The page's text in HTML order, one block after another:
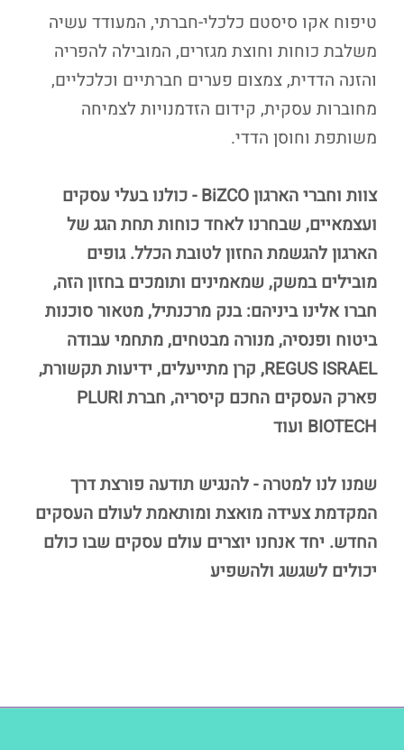
טיפוח אקו סיסטם כלכלי-חברתי, המעודד עשיה
משלבת כוחות וחוצת מגזרים, המובילה להפריה
והזנה הדדית, צמצום פערים חברתיים וכלכליים,
מחוברות עסקית, קידום הזדמנויות לצמיחה
משותפת וחוסן הדדי.
צוות וחברי הארגון BiZCO - כולנו בעלי עסקים
ועצמאיים, שבחרנו לאחד כוחות תחת הגג של
הארגון להגשמת החזון לטובת הכלל. גופים
מובילים במשק, שמאמינים ותומכים בחזון הזה,
חברו אלינו ביניהם: בנק מרכנתיל, מטאור סוכנות
ביטוח ופנסיה, מנורה מבטחים, מתחמי עבודה
REGUS ISRAEL, קרן מתייעלים, ידיעות תקשורת,
פארק העסקים החכם קיסריה, חברת PLURI
BIOTECH ועוד
שמנו לנו למטרה - להנגיש תודעה פורצת דרך
המקדמת צעידה מואצת ומותאמת לעולם העסקים
החדש. יחד אנחנו יוצרים עולם עסקים שבו כולם
יכולים לשגשג ולהשפיע